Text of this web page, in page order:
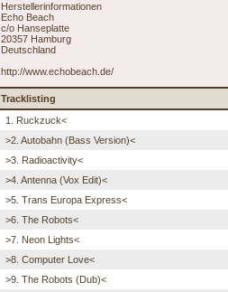
Herstellerinformationen
Echo Beach
c/o Hanseplatte
20357 Hamburg
Deutschland
http://www.echobeach.de/
Tracklisting
1. Ruckzuck<
>2. Autobahn (Bass Version)<
>3. Radioactivity<
>4. Antenna (Vox Edit)<
>5. Trans Europa Express<
>6. The Robots<
>7. Neon Lights<
>8. Computer Love<
>9. The Robots (Dub)<